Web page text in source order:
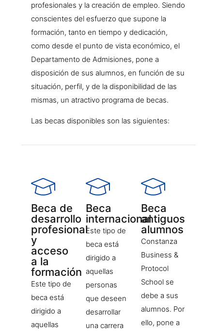
profesionales y la creación de empleo. Siendo
conscientes del esfuerzo que supone la
formación, tanto en tiempo y dedicación,
como desde el punto de vista económico, el
Departamento de Admisiones, pone a
disposición de sus alumnos, en función de su
situación, perfil, y de la disponibilidad de las
mismas, un atractivo programa de becas.
Las becas disponibles son las siguientes:
Beca de
desarrollo
profesional
y
acceso
a la
formación
Este tipo de
beca está
dirigido a
aquellas
Beca
internacional
Este tipo de
beca está
dirigido a
aquellas
personas
que deseen
desarrollar
una carrera
Beca
antiguos
alumnos
Constanza
Business &
Protocol
School se
debe a sus
alumnos. Por
ello, pone a